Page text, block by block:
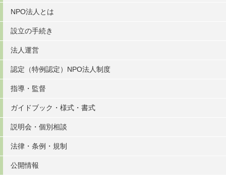
NPO法人とは
設立の手続き
法人運営
認定（特例認定）NPO法人制度
指導・監督
ガイドブック・様式・書式
説明会・個別相談
法律・条例・規制
公開情報